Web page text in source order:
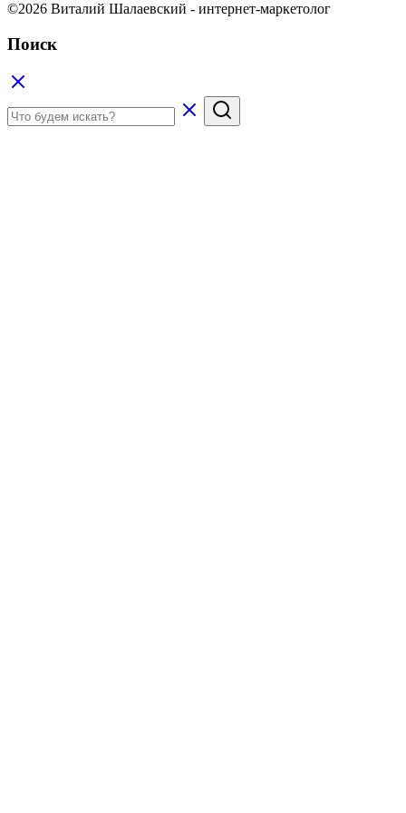
©2026 Виталий Шалаевский - интернет-маркетолог
Поиск